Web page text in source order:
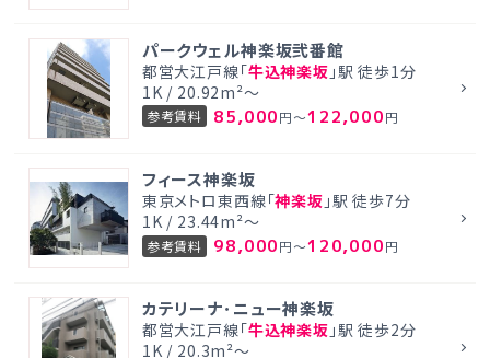
パークウェル神楽坂弐番館
都営大江戸線「牛込神楽坂 」駅 徒歩1分
1K / 20.92m²～
参考賃料 85,000円～122,000円
フィース神楽坂
東京メトロ東西線「神楽坂 」駅 徒歩7分
1K / 23.44m²～
参考賃料 98,000円～120,000円
カテリーナ･ニュー神楽坂
都営大江戸線「牛込神楽坂 」駅 徒歩2分
1K / 20.3m²～